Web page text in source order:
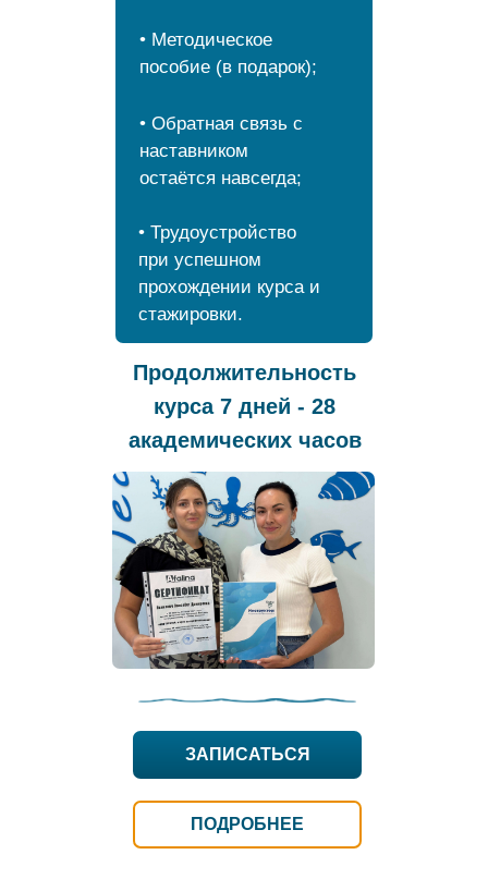
• Трудоустройство
при успешном
прохождении курса и
стажировки.
• Обратная связь с
наставником
остаётся навсегда;
• Методическое
пособие (в подарок);
Продолжительность
курса 7 дней - 28
академических часов
ПОДРОБНЕЕ
ЗАПИСАТЬСЯ